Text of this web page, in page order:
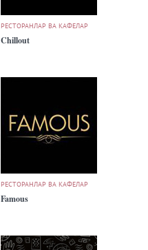
РЕСТОРАНЛАР ВА КАФЕЛАР
Chillout
РЕСТОРАНЛАР ВА КАФЕЛАР
Famous